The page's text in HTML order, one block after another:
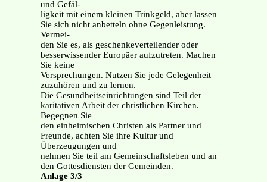
und Gefäl-
ligkeit mit einem kleinen Trinkgeld, aber lassen
Sie sich nicht anbetteln ohne Gegenleistung.
Vermei-
den Sie es, als geschenkeverteilender oder
besserwissender Europäer aufzutreten. Machen
Sie keine
Versprechungen. Nutzen Sie jede Gelegenheit
zuzuhören und zu lernen.
Die Gesundheitseinrichtungen sind Teil der
karitativen Arbeit der christlichen Kirchen.
Begegnen Sie
den einheimischen Christen als Partner und
Freunde, achten Sie ihre Kultur und
Überzeugungen und
nehmen Sie teil am Gemeinschaftsleben und an
den Gottesdiensten der Gemeinden.
Anlage 3/3